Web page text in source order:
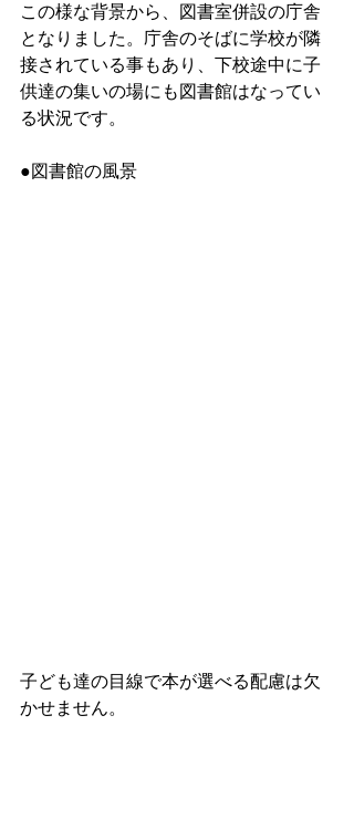
この様な背景から、図書室併設の庁舎
となりました。庁舎のそばに学校が隣
接されている事もあり、下校途中に子
供達の集いの場にも図書館はなってい
る状況です。
●図書館の風景
子ども達の目線で本が選べる配慮は欠
かせません。